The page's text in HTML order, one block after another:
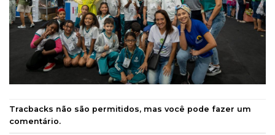
Tracbacks não são permitidos, mas você pode fazer um
comentário.